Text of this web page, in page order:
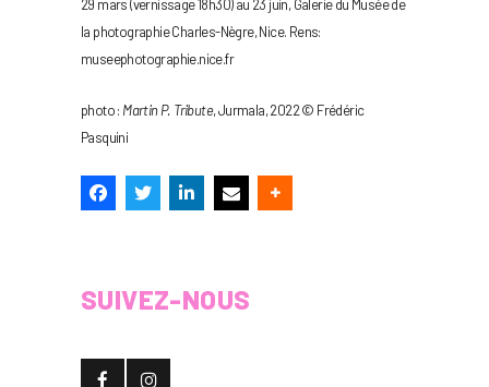
29 mars (vernissage 18h30) au 23 juin, Galerie du Musée de
la photographie Charles-Nègre, Nice. Rens:
museephotographie.nice.fr
photo : Martin P. Tribute, Jurmala, 2022 © Frédéric
Pasquini
SUIVEZ-NOUS